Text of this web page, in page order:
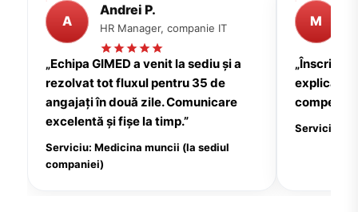
A
Andrei P.
HR Manager, companie IT
„Echipa GIMED a venit la sediu și a
rezolvat tot fluxul pentru 35 de
angajați în două zile. Comunicare
excelentă și fișe la timp.”
Serviciu: Medicina muncii (la sediul
companiei)
M
explicații
Serviciu: